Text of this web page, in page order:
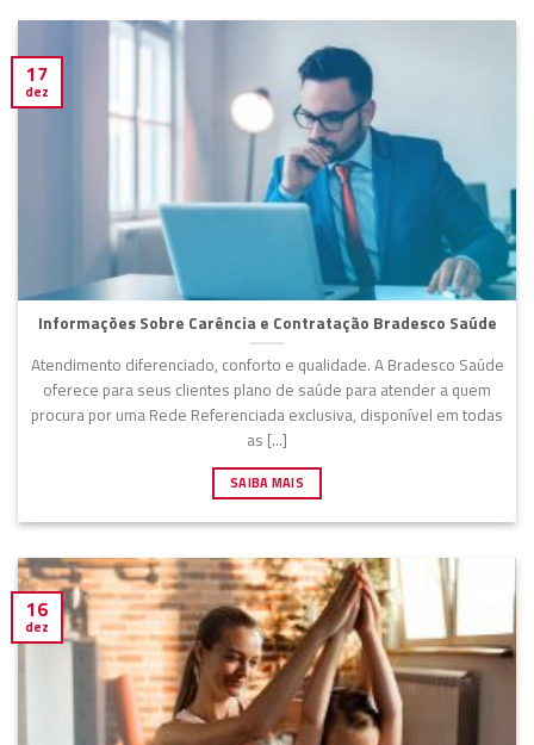
Informações Sobre Carência e Contratação Bradesco Saúde
Atendimento diferenciado, conforto e qualidade. A Bradesco Saúde
oferece para seus clientes plano de saúde para atender a quem
procura por uma Rede Referenciada exclusiva, disponível em todas
as [...]
SAIBA MAIS
17
dez
16
dez